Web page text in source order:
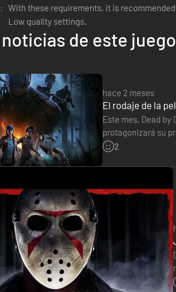
la Configuración del Lamento, se
sus ubicaciones.
habilidades nuevas.
un generador, el Ente bloquea el
por primera vez se activa
ver el aura del tótem cuando esté cerca y
With these requirements, it is
Low quality settings.
de este juego
hace 2 meses
El rodaje de la
Este mes, Dead
protagonizará su
Thordur Palsson
2